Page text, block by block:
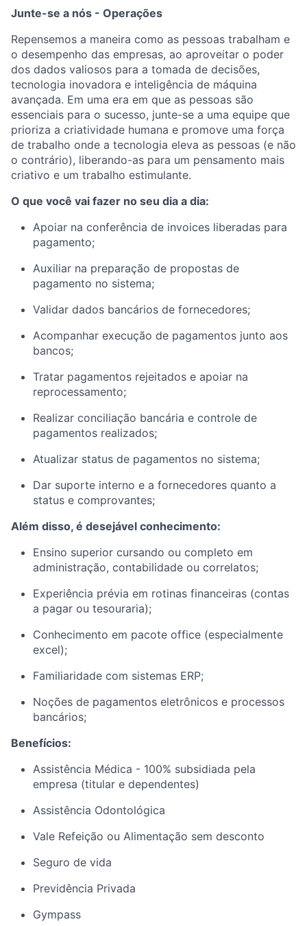
Junte-se a nós - Operações
Repensemos a maneira como as pessoas trabalham e
o desempenho das empresas, ao aproveitar o poder
dos dados valiosos para a tomada de decisões,
tecnologia inovadora e inteligência de máquina
avançada. Em uma era em que as pessoas são
essenciais para o sucesso, junte-se a uma equipe que
prioriza a criatividade humana e promove uma força
de trabalho onde a tecnologia eleva as pessoas (e não
o contrário), liberando-as para um pensamento mais
criativo e um trabalho estimulante.
O que você vai fazer no seu dia a dia:
Apoiar na conferência de invoices liberadas para
pagamento;
Auxiliar na preparação de propostas de
pagamento no sistema;
Validar dados bancários de fornecedores;
Acompanhar execução de pagamentos junto aos
bancos;
Tratar pagamentos rejeitados e apoiar na
reprocessamento;
Realizar conciliação bancária e controle de
pagamentos realizados;
Atualizar status de pagamentos no sistema;
Dar suporte interno e a fornecedores quanto a
status e comprovantes;
Além disso, é desejável conhecimento:
Ensino superior cursando ou completo em
administração, contabilidade ou correlatos;
Experiência prévia em rotinas financeiras (contas
a pagar ou tesouraria);
Conhecimento em pacote office (especialmente
excel);
Familiaridade com sistemas ERP;
Noções de pagamentos eletrônicos e processos
bancários;
Benefícios:
Assistência Médica - 100% subsidiada pela
empresa (titular e dependentes)
Assistência Odontológica
Vale Refeição ou Alimentação sem desconto
Seguro de vida
Previdência Privada
Gympass